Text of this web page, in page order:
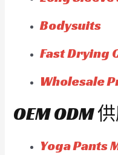
Bodysuits
Fast Drying
Wholesale
OEM ODM
Yoga Pants